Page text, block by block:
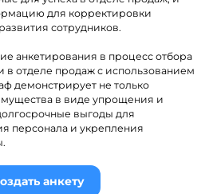
для корректировки
сотрудников.
анкетирования в процесс отбора
в отделе продаж с использованием
демонстрирует не только
в виде упрощения и
выгоды для
персонала и укрепления
анкету